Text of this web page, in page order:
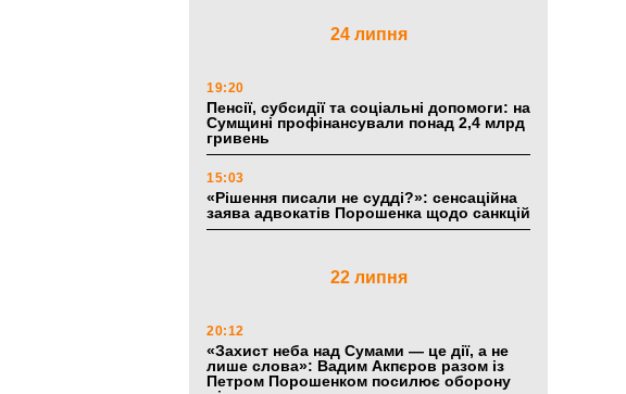
24 липня
19:20
Пенсії, субсидії та соціальні допомоги: на
Сумщині профінансували понад 2,4 млрд
гривень
15:03
«Рішення писали не судді?»: сенсаційна
заява адвокатів Порошенка щодо санкцій
22 липня
20:12
«Захист неба над Сумами — це дії, а не
лише слова»: Вадим Акпєров разом із
Петром Порошенком посилює оборону